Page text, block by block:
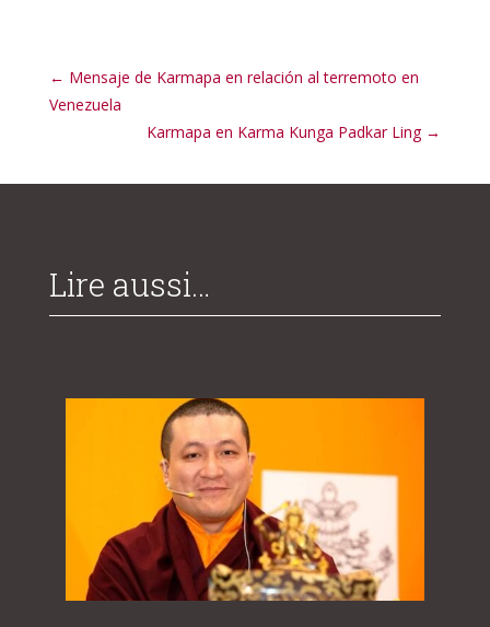
← Mensaje de Karmapa en relación al terremoto en
Venezuela
Karmapa en Karma Kunga Padkar Ling→
Lire aussi…